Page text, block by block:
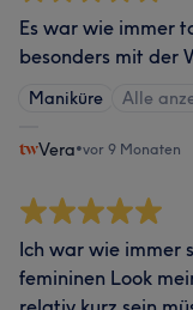
Es war wie immer
besonders mit der
Maniküre Alle
Vera•vor 9 Monaten
Ich war wie immer
femininen Look